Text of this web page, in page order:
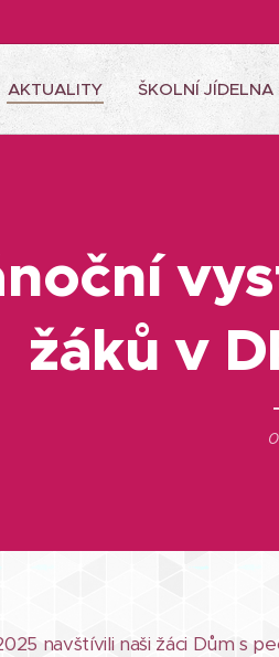
AKTUALITY ŠKOLNÍ JÍDELNA
žáků v
navštívili naši žáci Dům s